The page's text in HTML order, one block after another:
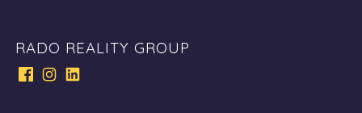
RADO REALITY GROUP